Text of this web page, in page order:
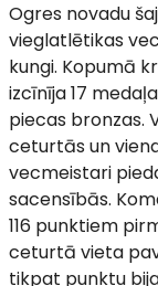
Ogres novadu
vieglatlētikas
kungi. Kopumā
izcīnīja 17
piecas bronzas.
ceturtās un
vecmeistari
sacensībās.
116 punktiem
ceturtā vieta
tikpat punktu